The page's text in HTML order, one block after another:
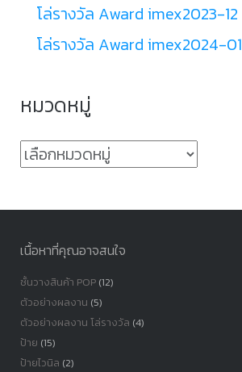
โล่รางวัล Award imex2023-12
โล่รางวัล Award imex2024-01
หมวดหมู่
หมวด
เนื้อหาที่คุณอาจสนใจ
ชั้นวางสินค้า POP(12)
ตัวอย่างผลงาน (5)
ตัวอย่างผลงาน โล่รางวัล (4)
ป้าย (15)
ป้ายไวนิล (2)